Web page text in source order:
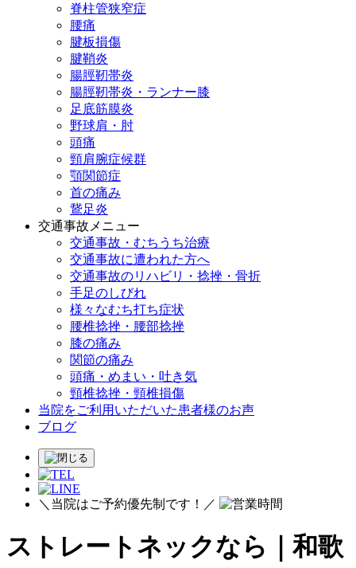
脊柱管狭窄症
腰痛
腱板損傷
腱鞘炎
腸脛靭帯炎
腸脛靭帯炎・ランナー膝
足底筋膜炎
野球肩・肘
頭痛
頸肩腕症候群
顎関節症
首の痛み
鵞足炎
交通事故メニュー
交通事故・むちうち治療
交通事故に遭われた方へ
交通事故のリハビリ・捻挫・骨折
手足のしびれ
様々なむち打ち症状
腰椎捻挫・腰部捻挫
膝の痛み
関節の痛み
頭痛・めまい・吐き気
頸椎捻挫・頸椎損傷
当院をご利用いただいた患者様のお声
ブログ
＼当院はご予約優先制です！／
ストレートネックなら｜和歌